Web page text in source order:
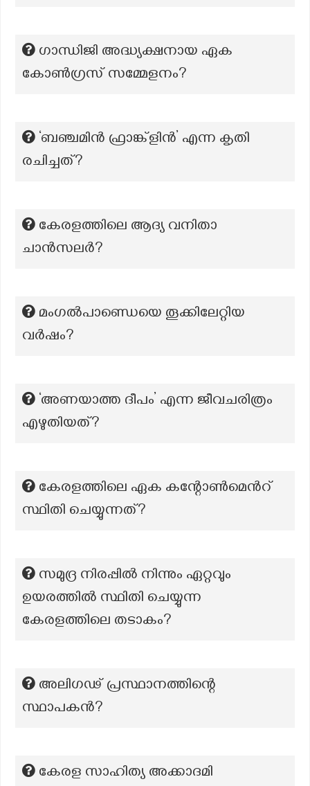
ഗാന്ധിജി അദ്ധ്യക്ഷനായ ഏക
കോൺഗ്രസ് സമ്മേളനം?
‘ബഞ്ചമിൻ ഫ്രാങ്ക്ളിൻ’ എന്ന കൃതി
രചിച്ചത്?
കേരളത്തിലെ ആദ്യ വനിതാ
ചാന്‍സലര്‍?
മംഗൽപാണ്ഡെയെ തൂക്കിലേറ്റിയ
വർഷം?
‘അണയാത്ത ദീപം’ എന്ന ജീവചരിത്രം
എഴുതിയത്?
കേരളത്തിലെ ഏക കന്റോൺമെന്‍റ്
സ്ഥിതി ചെയ്യുന്നത്?
സമുദ്ര നിരപ്പില്‍ നിന്നും ഏറ്റവും
ഉയരത്തില്‍ സ്ഥിതി ചെയ്യുന്ന
കേരളത്തിലെ തടാകം?
അലിഗഢ് പ്രസ്ഥാനത്തിന്റെ
സ്ഥാപകൻ?
കേരള സാഹിത്യ അക്കാദമി